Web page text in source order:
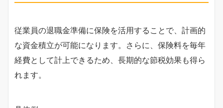
従業員の退職金準備に保険を活用することで、計画的
な資金積立が可能になります。さらに、保険料を毎年
経費として計上できるため、長期的な節税効果も得ら
れます。